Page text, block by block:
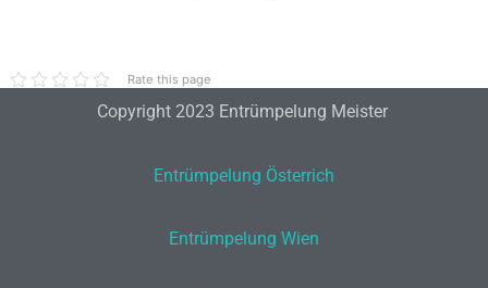
Rate this page
Copyright 2023 Entrümpelung Meister
Entrümpelung Österrich
Entrümpelung Wien